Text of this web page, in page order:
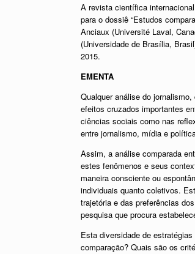
A revista científica
para o dossiê “Estudos
Anciaux (Université Laval,
(Universidade de Brasília,
2015.
EMENTA
Qualquer análise do
efeitos cruzados importantes
ciências sociais como nas
entre jornalismo, mídia e
Assim, a análise comparada
estes fenômenos e seus
maneira consciente ou
individuais quanto coletivos.
trajetória e das preferências
pesquisa que procura
Esta diversidade de
comparação? Quais são os